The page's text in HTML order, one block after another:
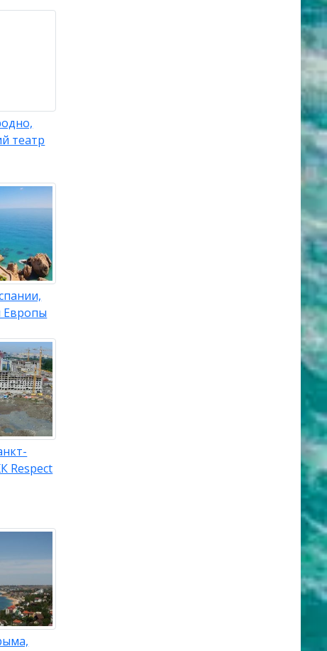
театр
Европы
Respect